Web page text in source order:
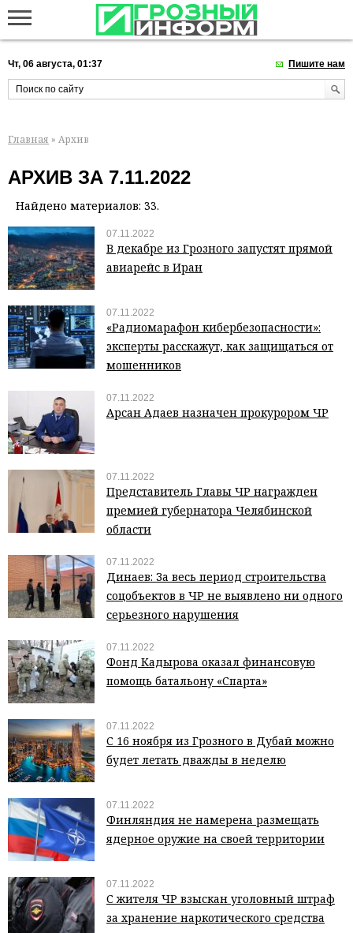
Чт, 06 августа, 01:37 Пишите нам
Главная » Архив
АРХИВ ЗА 7.11.2022
Найдено материалов: 33.
07.11.2022
В декабре из Грозного запустят прямой
авиарейс в Иран
07.11.2022
«Радиомарафон кибербезопасности»:
эксперты расскажут, как защищаться от
мошенников
07.11.2022
Арсан Адаев назначен прокурором ЧР
07.11.2022
Представитель Главы ЧР награжден
премией губернатора Челябинской
области
07.11.2022
Динаев: За весь период строительства
соцобъектов в ЧР не выявлено ни одного
серьезного нарушения
07.11.2022
Фонд Кадырова оказал финансовую
помощь батальону «Спарта»
07.11.2022
С 16 ноября из Грозного в Дубай можно
будет летать дважды в неделю
07.11.2022
Финляндия не намерена размещать
ядерное оружие на своей территории
07.11.2022
С жителя ЧР взыскан уголовный штраф
за хранение наркотического средства